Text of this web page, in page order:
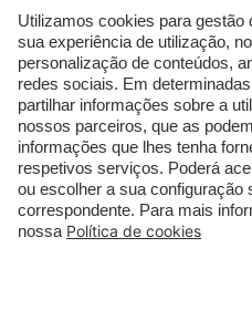
Sérum de Rosto
Body mist & Spray
corporal
Produtos para Cabelo
Homem
Espuma de Limpeza
Facial
Dermocosmética